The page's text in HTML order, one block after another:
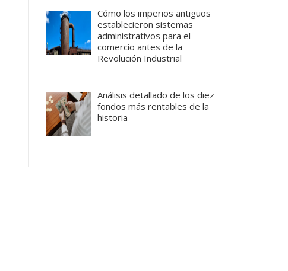
Cómo los imperios antiguos
establecieron sistemas
administrativos para el
comercio antes de la
Revolución Industrial
Análisis detallado de los diez
fondos más rentables de la
historia